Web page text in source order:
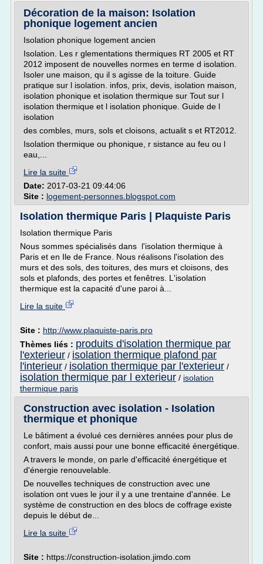
Décoration de la maison: Isolation
phonique logement ancien
Isolation phonique logement ancien
Isolation. Les r glementations thermiques RT 2005 et RT
2012 imposent de nouvelles normes en terme d isolation.
Isoler une maison, qu il s agisse de la toiture. Guide
pratique sur l isolation. infos, prix, devis, isolation maison,
isolation phonique et isolation thermique sur Tout sur l
isolation thermique et l isolation phonique. Guide de l
isolation
des combles, murs, sols et cloisons, actualit s et RT2012.
Isolation thermique ou phonique, r sistance au feu ou l
eau,...
Lire la suite
Date: 2017-03-21 09:44:06
Site : logement-personnes.blogspot.com
Isolation thermique Paris | Plaquiste Paris
Isolation thermique Paris
Nous sommes spécialisés dans l'isolation thermique à
Paris et en Ile de France. Nous réalisons l'isolation des
murs et des sols, des toitures, des murs et cloisons, des
sols et plafonds, des portes et fenêtres. L'isolation
thermique est la capacité d'une paroi à...
Lire la suite
Site : http://www.plaquiste-paris.pro
Thèmes liés : produits d'isolation thermique par
l'exterieur / isolation thermique plafond par
l'interieur / isolation thermique par l'exterieur /
isolation thermique par l exterieur / isolation
thermique paris
Construction avec isolation - Isolation
thermique et phonique
Le bâtiment a évolué ces dernières années pour plus de
confort, mais aussi pour une bonne efficacité énergétique.
A travers le monde, on parle d'efficacité énergétique et
d'énergie renouvelable.
De nouvelles techniques de construction avec une
isolation ont vues le jour il y a une trentaine d'année. Le
système de construction en des blocs de coffrage existe
depuis le début de...
Lire la suite
Site : https://construction-isolation.jimdo.com